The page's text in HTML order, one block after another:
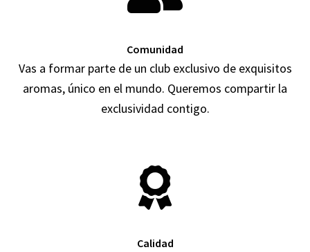
Comunidad
Vas a formar parte de un club exclusivo de exquisitos
aromas, único en el mundo. Queremos compartir la
exclusividad contigo.
Calidad